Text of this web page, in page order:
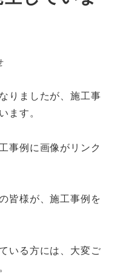
りましたが、施工事
ます。
事例に画像がリンク
皆様が、施工事例を
いる方には、大変ご